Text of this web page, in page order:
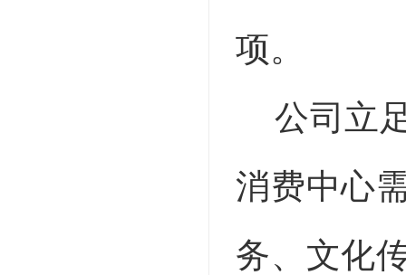
项。
公司立
消费中心
务、文化